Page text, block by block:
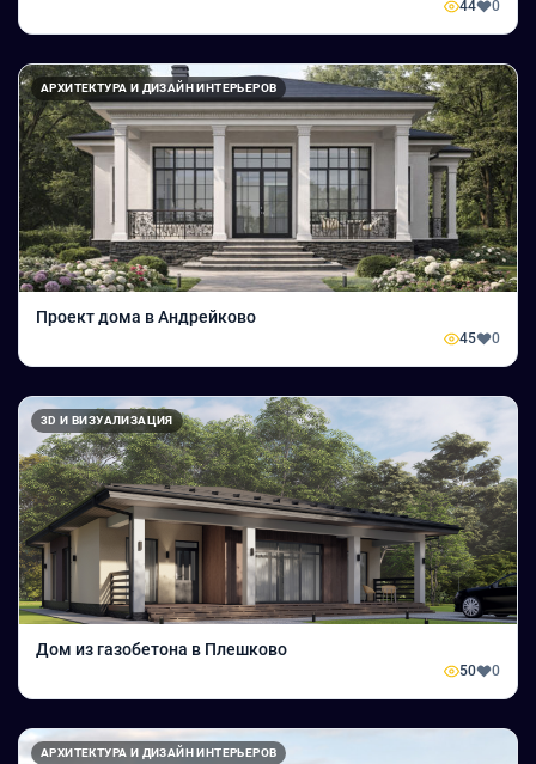
44 0
АРХИТЕКТУРА И ДИЗАЙН ИНТЕРЬЕРОВ
Проект дома в Андрейково
45 0
3D И ВИЗУАЛИЗАЦИЯ
Дом из газобетона в Плешково
50 0
АРХИТЕКТУРА И ДИЗАЙН ИНТЕРЬЕРОВ